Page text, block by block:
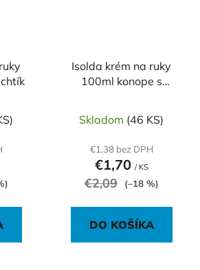
Isolda krém na ruky
100ml konope s
Skladom (46 KS)
€1,38 bez DPH
€1,70 / KS
€2,09 (–18 %)
DO KOŠÍKA